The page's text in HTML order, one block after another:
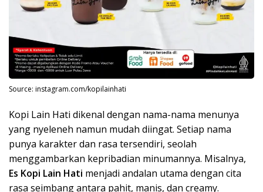
Source: instagram.com/kopilainhati
Kopi Lain Hati dikenal dengan nama-nama menunya
yang nyeleneh namun mudah diingat. Setiap nama
punya karakter dan rasa tersendiri, seolah
menggambarkan kepribadian minumannya. Misalnya,
Es Kopi Lain Hati menjadi andalan utama dengan cita
rasa seimbang antara pahit, manis, dan creamy.